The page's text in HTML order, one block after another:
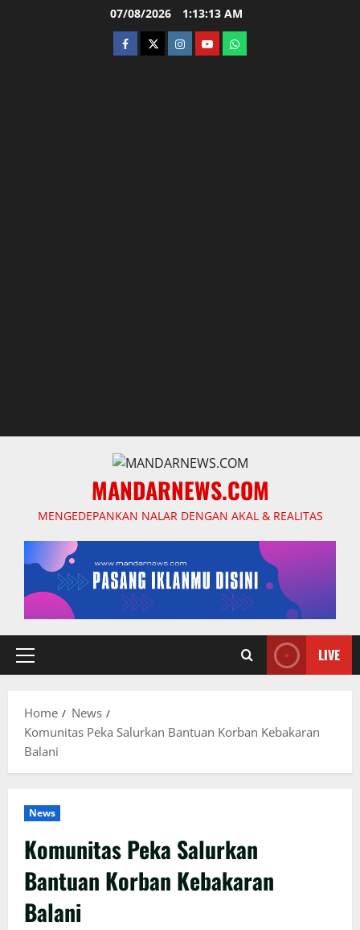
07/08/2026 1:13:14 AM
facebooktwitterinstagram.com
youtubewhatsapp
MANDARNEWS.COM
MENGEDEPANKAN NALAR DENGAN AKAL & REALITAS
Primary
LIVE
Home
News
Komunitas Peka Salurkan Bantuan Korban Kebakaran
Balani
News
Komunitas Peka Salurkan
Bantuan Korban Kebakaran
Balani